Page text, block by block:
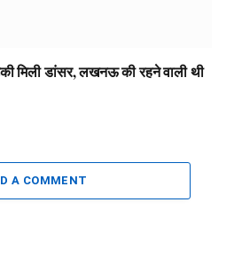
मिली डांसर, लखनऊ की रहने वाली थी
A COMMENT